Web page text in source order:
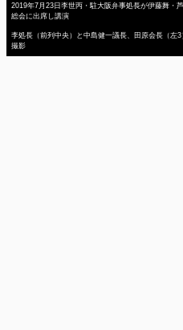
2019年7月23日李世丙・駐大阪弁事処長が伊藤舞・
総会に出席し講演
李処長（前列中央）と中島健一議長、田原会長（左
撮影